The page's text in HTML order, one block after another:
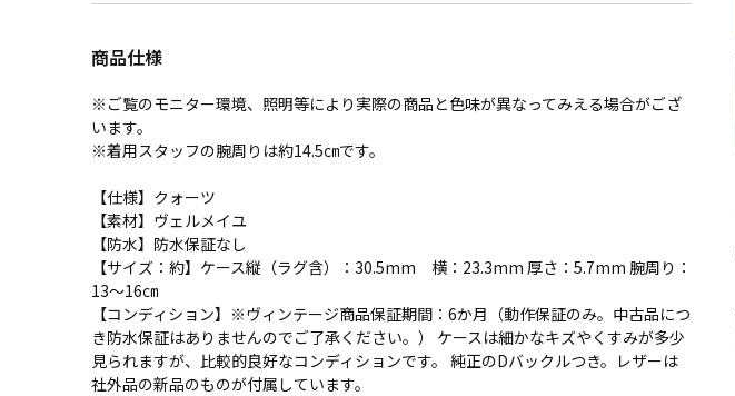
商品仕様
※ご覧のモニター環境、照明等により実際の商品と色味が異なってみえる場合がござ
います。
※着用スタッフの腕周りは約14.5㎝です。
【仕様】クォーツ
【素材】ヴェルメイユ
【防水】防水保証なし
【サイズ：約】ケース縦（ラグ含）：30.5mm 横：23.3mm 厚さ：5.7mm 腕周り：
13～16㎝
【コンディション】※ヴィンテージ商品保証期間：6か月（動作保証のみ。中古品につ
き防水保証はありませんのでご了承ください。） ケースは細かなキズやくすみが多少
見られますが、比較的良好なコンディションです。 純正のDバックルつき。レザーは
社外品の新品のものが付属しています。